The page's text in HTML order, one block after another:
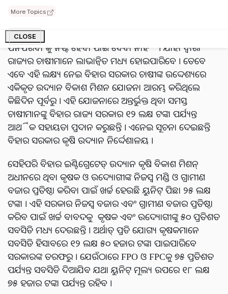
More Topics
CLOSE
ସାଇତି ରଖିବା ପାଇଁ ସୁବ୍ୟବସ୍ଥା କରିପାରିବ ଯାହା କୌଣସି
ପନିପରିବା କୁ ନଷ୍ଟ ହେବା ପାଇଁ ଦେବା ନାହିଁ । ଯାହା ଦ୍ୱାରା
ରାଜ୍ୟର ଚାଷୀମାନେ ଲାଭାନ୍ୱିତ ମଧ୍ୟ ହୋଇପାରିବେ । ତେବେ
ଏବେ ଏହି ଲକ୍ଷ୍ୟ ନେଇ ବିହାର ସରକାର ଚାଷୀଙ୍କ ଉଦ୍ଦେଶ୍ୟରେ
ଏକିକୃତ ଉଦ୍ୟାନ ବିକାଶ ମିଶନ ଯୋଜନା ଆରମ୍ଭ କରିଥିଲେ
କିଛିଦିନ ପୂର୍ବରୁ । ଏହି ଯୋଜନାରେ ଅନ୍ତର୍ଭୁକ୍ତ ଥିବା ସମସ୍ତ
ଚାଷୀମାନଙ୍କୁ ବିହାର ରାଜ୍ୟ ସରକାର ୧୨ ଲକ୍ଷ ଟଙ୍କା ପର୍ଯ୍ୟନ୍ତ
ଆର୍ଥିକ ସହାୟତା ପ୍ରଦାନ କରୁଛନ୍ତି । ଏନେଇ ସୂଚନା ଦେଇଛନ୍ତି
ବିହାର ସରକାର କୃଷି ଉଦ୍ୟାନ ନିର୍ଦ୍ଦେଶାଳୟ ।
ସେହିପରି ବିହାର ଇଣ୍ଟିଗ୍ରେଟେଡ୍ ଉଦ୍ୟାନ କୃଷି ବିକାଶ ମିଶନ୍
ଅଧୀନରେ ଥିବା କୃଷକ ଓ ଉଦ୍ୟୋଗୀଙ୍କ ନିଜସ୍ୱ ମଣ୍ଡି ଓ ଗ୍ରାମୀଣ
ବଜାର ପ୍ରତିଷ୍ଠା କରିବା ପାଇଁ ଖର୍ଚ୍ଚ ହେଉଛି ୟୁନିଟ୍ ପିଛା ୨୫ ଲକ୍ଷ
ଟଙ୍କା । ଏହି ସରକାର ନିଜସ୍ୱ ବଜାର ଏବଂ ଗ୍ରାମୀଣ ବଜାର ପ୍ରତିଷ୍ଠା
କରିବ ପାଇଁ ଖର୍ଚ୍ଚ ବାବଦକୁ କୃଷକ ଏବଂ ଉଦ୍ୟୋଗୀଙ୍କୁ ୫୦ ପ୍ରତିଶତ
ସବସିଡି ମଧ୍ୟ ଦେଉଛନ୍ତି । ଅର୍ଥାତ୍ ପ୍ରତି ଯୋଗ୍ୟ କୃଷକମାନେ
ସବସିଡି ହିସାବରେ ୧୨ ଲକ୍ଷ ୫୦ ହଜାର ଟଙ୍କା ପାଇପାରିବେ
ସରକାରଙ୍କ ତରଫରୁ । ଯେଉଁଠାରେ FPO ଓ FPCକୁ ୭୫ ପ୍ରତିଶତ
ପର୍ଯ୍ୟନ୍ତ ସବସିଡି ଦିଆଯିବ ଯଥା ୟୁନିଟ୍ ମୂଲ୍ୟ ଉପରେ ୧୮ ଲକ୍ଷ
୭୫ ହଜାର ଟଙ୍କା ପର୍ଯ୍ୟନ୍ତ ରହିବ ।